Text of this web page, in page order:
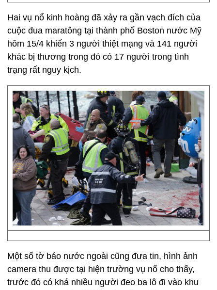
Hai vụ nổ kinh hoàng đã xảy ra gần vạch đích của
cuộc đua maratông tại thành phố Boston nước Mỹ
hôm 15/4 khiến 3 người thiệt mạng và 141 người
khác bị thương trong đó có 17 người trong tình
trạng rất nguy kịch.
Một số tờ báo nước ngoài cũng đưa tin, hình ảnh
camera thu được tại hiện trường vụ nổ cho thấy,
trước đó có khá nhiều người đeo ba lô đi vào khu